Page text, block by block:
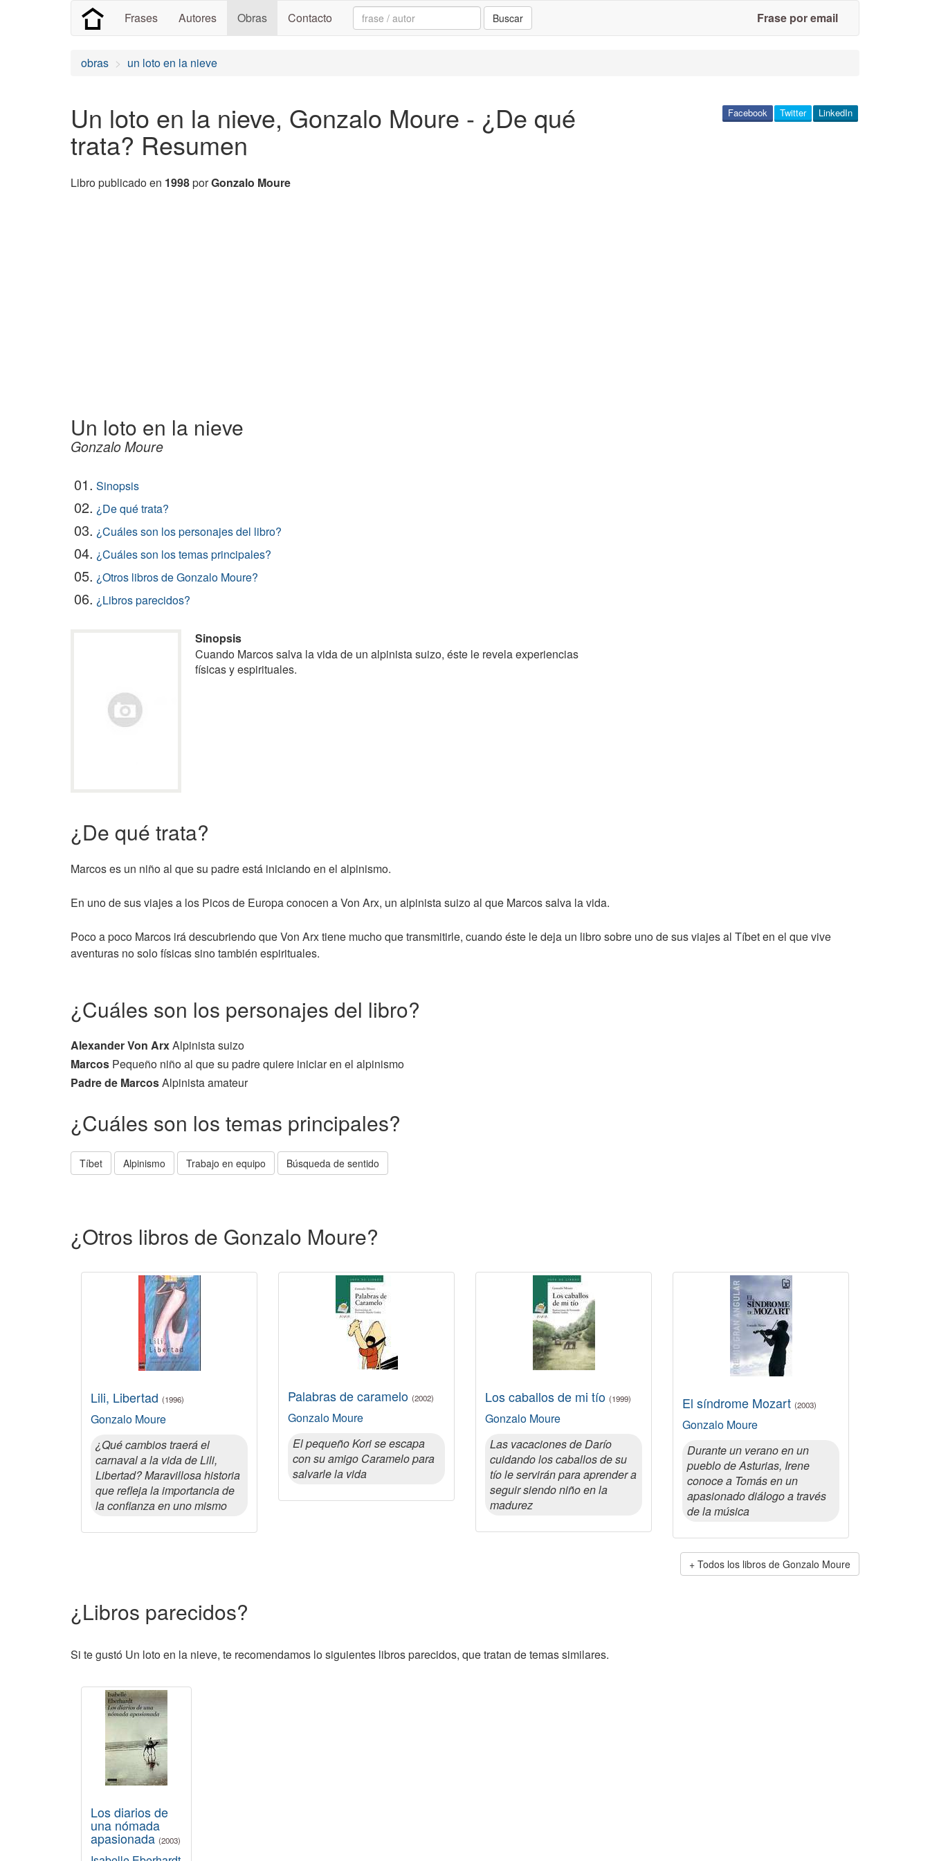
Frases Autores Obras Contacto Search: Buscar Frase por email
obras un loto en la nieve
Un loto en la nieve, Gonzalo Moure - ¿De qué
trata? Resumen
Libro publicado en 1998porGonzalo Moure
LinkedIn
Twitter
Facebook
Un loto en la nieve
Gonzalo Moure
01. Sinopsis
02. ¿De qué trata?
03. ¿Cuáles son los personajes del libro?
04. ¿Cuáles son los temas principales?
05. ¿Otros libros de Gonzalo Moure?
06. ¿Libros parecidos?
Sinopsis
Cuando Marcos salva la vida de un alpinista suizo, éste le revela experiencias
físicas y espirituales.
¿De qué trata?
Marcos es un niño al que su padre está iniciando en el alpinismo.
En uno de sus viajes a los Picos de Europa conocen a Von Arx, un alpinista suizo al que Marcos salva la vida.
Poco a poco Marcos irá descubriendo que Von Arx tiene mucho que transmitirle, cuando éste le deja un libro sobre uno de sus viajes al Tíbet en el que vive
aventuras no solo físicas sino también espirituales.
¿Cuáles son los personajes del libro?
Alexander Von ArxAlpinista suizo
Marcos Pequeño niño al que su padre quiere iniciar en el alpinismo
Padre de MarcosAlpinista amateur
¿Cuáles son los temas principales?
Tíbet Alpinismo Trabajo en equipo Búsqueda de sentido
¿Otros libros de Gonzalo Moure?
Lili, Libertad (1996)
Gonzalo Moure
¿Qué cambios traerá el
carnaval a la vida de Lili,
Libertad? Maravillosa historia
que refleja la importancia de
la confianza en uno mismo
Palabras de caramelo (2002)
Gonzalo Moure
El pequeño Kori se escapa
con su amigo Caramelo para
salvarle la vida
Los caballos de mi tío (1999)
Gonzalo Moure
Las vacaciones de Darío
cuidando los caballos de su
tío le servirán para aprender a
seguir siendo niño en la
madurez
El síndrome Mozart (2003)
Gonzalo Moure
Durante un verano en un
pueblo de Asturias, Irene
conoce a Tomás en un
apasionado diálogo a través
de la música
Todos los libros de Gonzalo Moure
¿Libros parecidos?
Si te gustó Un loto en la nieve, te recomendamos lo siguientes libros parecidos, que tratan de temas similares.
Los diarios de
una nómada
apasionada (2003)